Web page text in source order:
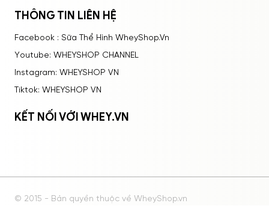
THÔNG TIN LIÊN HỆ
Facebook : Sữa Thể Hình WheyShop.Vn
Youtube: WHEYSHOP CHANNEL
Instagram: WHEYSHOP VN
Tiktok: WHEYSHOP VN
KẾT NỐI VỚI WHEY.VN
© 2015 - Bản quyền thuộc về WheyShop.vn